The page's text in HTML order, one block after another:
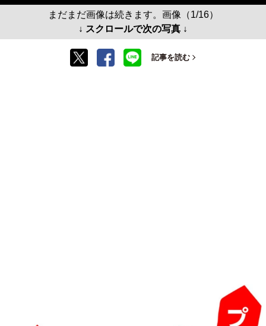
まだまだ画像は続きます。画像（1/16）
↓ スクロールで次の写真 ↓
記事を読む